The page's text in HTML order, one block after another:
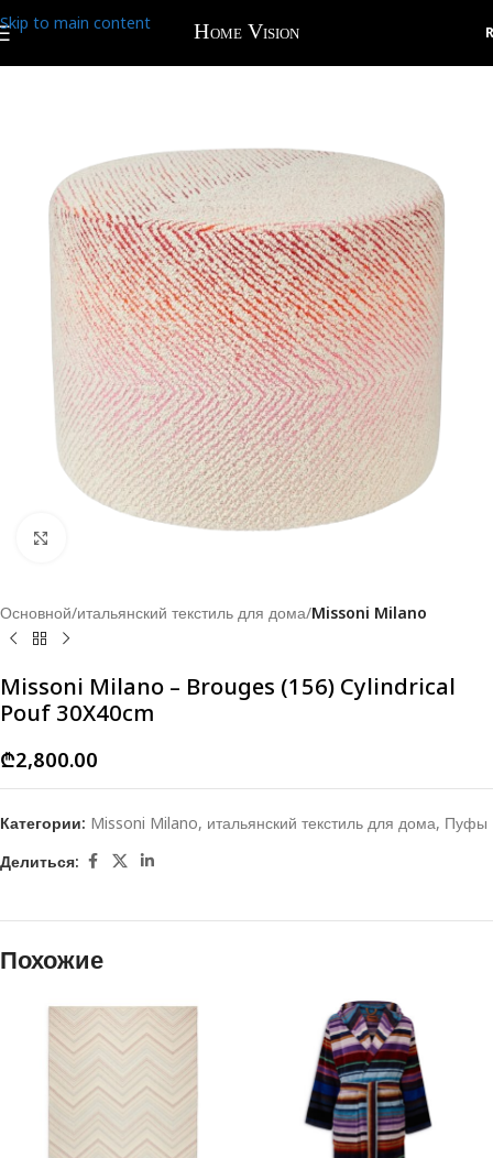
Skip to main content
Основной итальянский текстиль для дома Missoni Milano
Missoni Milano – Brouges (156) Cylindrical
Pouf 30X40cm
₾2,800.00
Категории: Missoni Milano, итальянский текстиль для дома, Пуфы
Делиться:
Похожие